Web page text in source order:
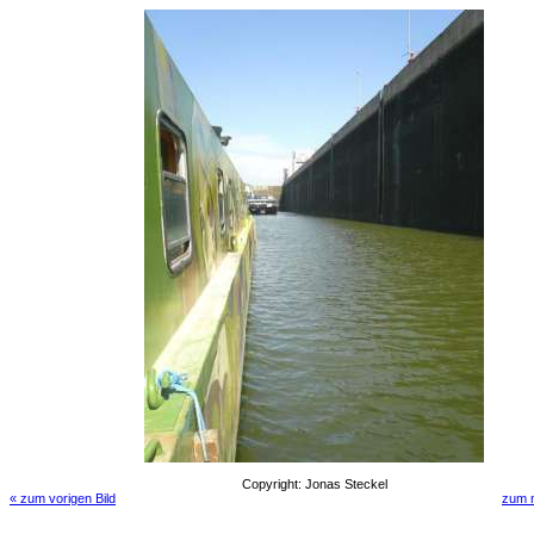
Copyright: Jonas Steckel
« zum vorigen Bild
zum